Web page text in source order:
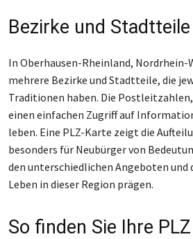
Bezirke und Stadtteile
In Oberhausen-Rheinland,
mehrere Bezirke und Stadtteile, die
Traditionen haben. Die
einen einfachen Zugriff auf
leben. Eine PLZ-Karte zeigt die
besonders für Neubürger von
den unterschiedlichen Angeboten und
Leben in dieser Region prägen.
So finden Sie Ihre PLZ